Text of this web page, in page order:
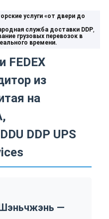
услуги «от двери до
служба доставки DDP,
грузовых перевозок в
времени.
FEDEX
из
на
DDP UPS
—